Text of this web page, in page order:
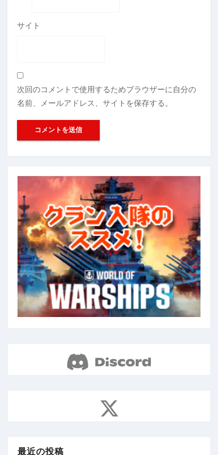
サイト
次回のコメントで使用するためブラウザーに自分の
名前、メールアドレス、サイトを保存する。
最近の投稿